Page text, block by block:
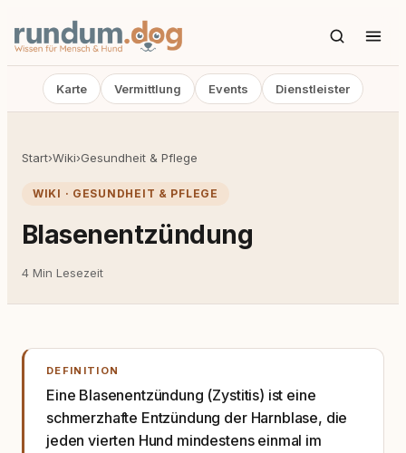
Karte Vermittlung Events Dienstleister
Start›Wiki›Gesundheit & Pflege
WIKI · GESUNDHEIT & PFLEGE
Blasenentzündung
4 Min Lesezeit
DEFINITION
Eine Blasenentzündung (Zystitis) ist eine
schmerzhafte Entzündung der Harnblase, die
jeden vierten Hund mindestens einmal im